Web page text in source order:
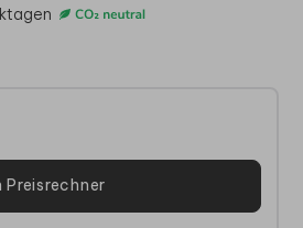
Preisrechner